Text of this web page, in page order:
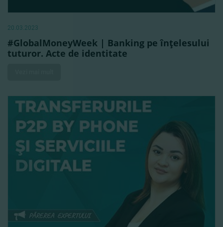
20.03.2023
#GlobalMoneyWeek | Banking pe înţelesului
tuturor. Acte de identitate